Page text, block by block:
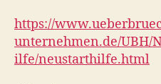
https://
unternehmen.de/UBH/
ilfe/neustarthilfe.html